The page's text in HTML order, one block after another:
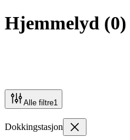
Hjemmelyd (0)
Alle filtre1
Dokkingstasjon